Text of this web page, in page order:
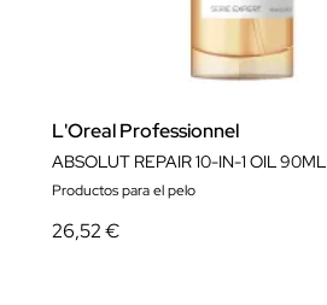
L'Oreal Professionnel
ABSOLUT REPAIR 10-IN-1 OIL 90ML
Productos para el pelo
26,52 €